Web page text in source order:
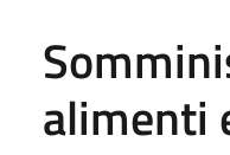
alimenti